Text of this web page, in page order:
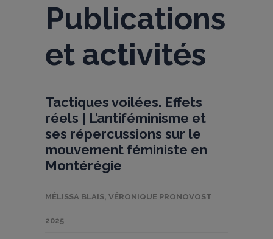
Publications
et activités
Tactiques voilées. Effets
réels | L’antiféminisme et
ses répercussions sur le
mouvement féministe en
Montérégie
MÉLISSA BLAIS, VÉRONIQUE PRONOVOST
2025